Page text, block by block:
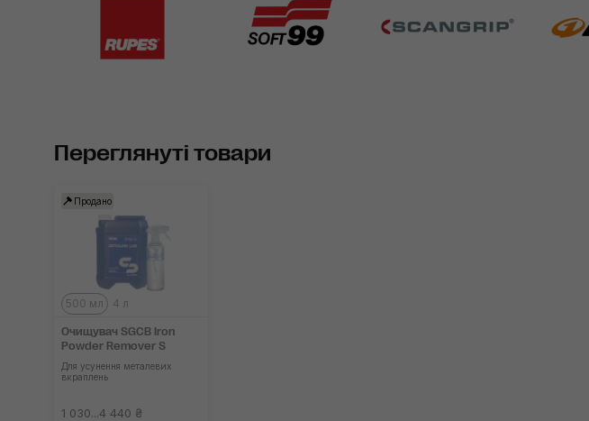
Переглянуті товари
Продано
500 мл 4 л
Очищувач SGCB Iron
Powder Remover S
Для усунення металевих
вкраплень
1 030...4 440 ₴